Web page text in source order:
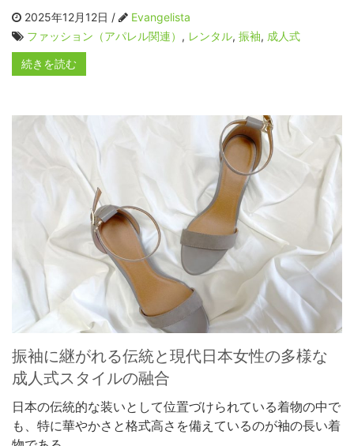
2025年12月12日 /
Evangelista
ファッション（アパレル関連） , レンタル, 振袖, 成人式
続きを読む
振袖に継がれる伝統と現代日本女性の多様な
成人式スタイルの融合
日本の伝統的な装いとして位置づけられている着物の中で
も、特に華やかさと格式高さを備えているのが袖の長い着